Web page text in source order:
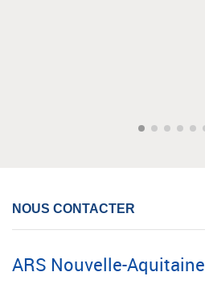
NOUS CONTACTER
ARS Nouvelle-Aquitaine